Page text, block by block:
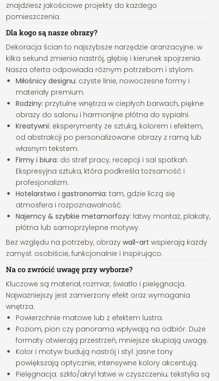
znajdziesz jakościowe projekty do każdego
pomieszczenia.
Dla kogo są nasze obrazy?
Dekoracja ścian to najszybsze narzędzie aranżacyjne: w
kilka sekund zmienia nastrój, głębię i kierunek spojrzenia.
Nasza oferta odpowiada różnym potrzebom i stylom:
Miłośnicy designu: czyste linie, nowoczesne formy i
materiały premium.
Rodziny: przytulne wnętrza w ciepłych barwach, piękne
obrazy do salonu i harmonijne płótna do sypialni.
Kreatywni: eksperymenty ze sztuką, kolorem i efektem,
od abstrakcji po personalizowane obrazy z ramą lub
własnym tekstem.
Firmy i biura: do stref pracy, recepcji i sal spotkań.
Ekspresyjna sztuka, która podkreśla tożsamość i
profesjonalizm.
Hotelarstwo i gastronomia: tam, gdzie liczą się
atmosfera i rozpoznawalność.
Najemcy & szybkie metamorfozy: łatwy montaż, plakaty,
płótna lub samoprzylepne motywy.
Bez względu na potrzeby, obrazy wall-art wspierają każdy
zamysł: osobiście, funkcjonalnie i inspirująco.
Na co zwrócić uwagę przy wyborze?
Kluczowe są materiał, rozmiar, światło i pielęgnacja.
Najważniejszy jest zamierzony efekt oraz wymagania
wnętrza.
Powierzchnie matowe lub z efektem lustra.
Poziom, pion czy panorama wpływają na odbiór. Duże
formaty otwierają przestrzeń, mniejsze skupiają uwagę.
Kolor i motyw budują nastrój i styl: jasne tony
powiększają optycznie, intensywne kolory akcentują.
Pielęgnacja: szkło/akryl łatwe w czyszczeniu; tekstylia są